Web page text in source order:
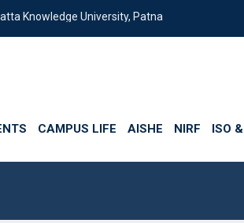
University, Patna
CAMPUS LIFE AISHE NIRF ISO
Voice